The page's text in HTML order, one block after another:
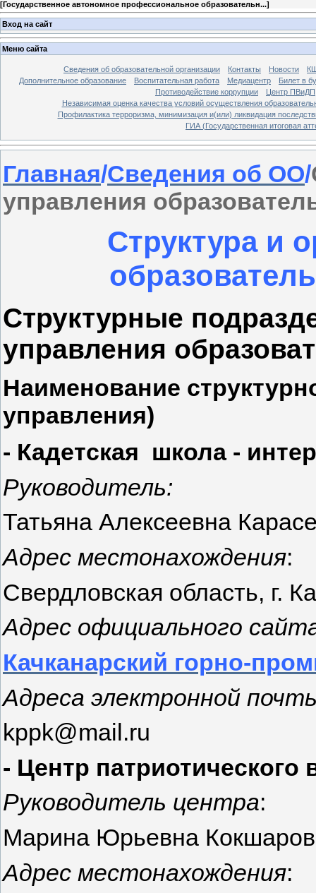
[Государственное автономное профессиональное образовательн...]
Вход на сайт
Меню сайта
Сведения об образовательной организации Контакты Новости
Дополнительное образование
Воспитательная работа Медиацентр
Билет в
Противодействие коррупции
Центр ПВиДП
Независимая оценка качества условий осуществления
Профилактика терроризма, минимизация и(или) ликвидация
ГИА (Государственная итоговая
Главная/Сведения об ОО/
управления
Структура и
Структурные
управления
Наименование
управления)
- Кадетская школа -
Руководитель:
Татьяна Алексеевна
Адрес местонахождения:
Свердловская область, г.
Адрес официального
Качканарский горно-
Адреса электронной
kppk@mail.ru
- Центр патриотического
Руководитель центра:
Марина Юрьевна
Адрес местонахождения: